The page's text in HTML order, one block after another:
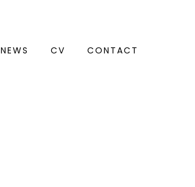
NEWS CV CONTACT